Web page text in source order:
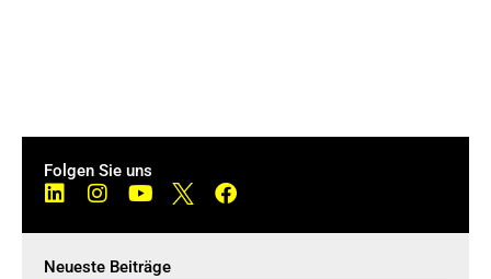
Folgen Sie uns
Neueste Beiträge